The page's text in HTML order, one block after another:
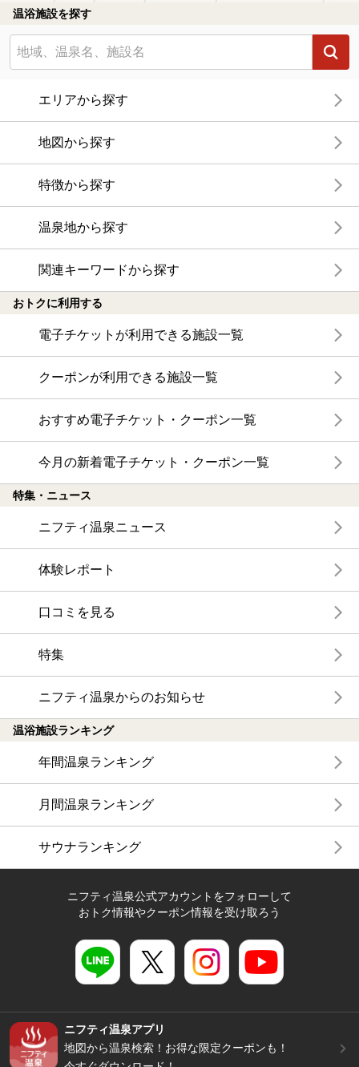
温浴施設を探す
エリアから探す
地図から探す
特徴から探す
温泉地から探す
関連キーワードから探す
おトクに利用する
電子チケットが利用できる施設一覧
クーポンが利用できる施設一覧
おすすめ電子チケット・クーポン一覧
今月の新着電子チケット・クーポン一覧
特集・ニュース
ニフティ温泉ニュース
体験レポート
口コミを見る
特集
ニフティ温泉からのお知らせ
温浴施設ランキング
年間温泉ランキング
月間温泉ランキング
サウナランキング
ニフティ温泉公式アカウントをフォローして
おトク情報やクーポン情報を受け取ろう
ニフティ温泉アプリ
地図から温泉検索！お得な限定クーポンも！